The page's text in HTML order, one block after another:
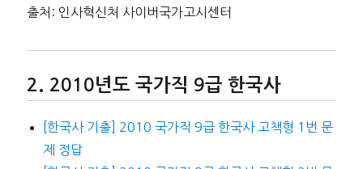
출처: 인사혁신처 사이버국가고시센터
2010년도 국가직 9급 한국사
[한국사 기출] 2010 국가직 9급 한국사 고책형 1번 문
제 정답